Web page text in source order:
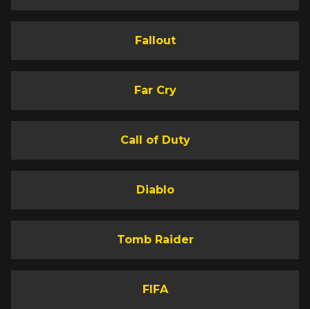
Fallout
Far Cry
Call of Duty
Diablo
Tomb Raider
FIFA